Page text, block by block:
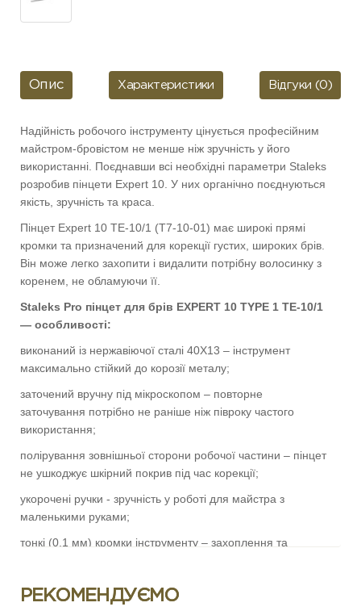
Опис Характеристики Відгуки (0)
Надійність робочого інструменту цінується професійним
майстром-бровістом не менше ніж зручність у його
використанні. Поєднавши всі необхідні параметри Staleks
розробив пінцети Expert 10. У них органічно поєднуються
якість, зручність та краса.
Пінцет Expert 10 TE-10/1 (Т7-10-01) має широкі прямі
кромки та призначений для корекції густих, широких брів.
Він може легко захопити і видалити потрібну волосинку з
коренем, не обламуючи її.
Staleks Pro пінцет для брів EXPERT 10 TYPE 1 TE-10/1
— особливості:
виконаний із нержавіючої сталі 40Х13 – інструмент
максимально стійкий до корозії металу;
заточений вручну під мікроскопом – повторне
заточування потрібно не раніше ніж півроку частого
використання;
полірування зовнішньої сторони робочої частини – пінцет
не ушкоджує шкірний покрив під час корекції;
укорочені ручки - зручність у роботі для майстра з
маленькими руками;
тонкі (0,1 мм) кромки інструменту – захоплення та
легкий хід і, здавалося б, незначний скіс ручок – рука
РЕКОМЕНДУЄМО